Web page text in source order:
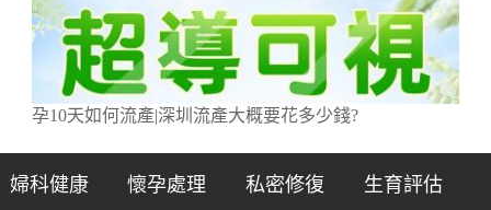
孕10天如何流產|深圳流產大概要花多少錢?
婦科健康 懷孕處理 私密修復 生育評估